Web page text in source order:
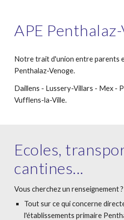
APE
Notre trait d'union entre parents
Penthalaz-Venoge.
Daillens - Lussery-Villars - Mex -
Vufflens-la-Ville.
Ecoles,
cantines...
Vous cherchez un renseignement ?
Tout sur ce qui concerne
l'établissements primaire